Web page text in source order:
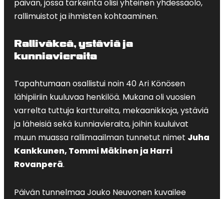
päivän, jossa tärkeintä olisi yhteinen yhdessäolo,
rallimuistot ja ihmisten kohtaaminen.
Ralliväkeä, ystäviä ja
kunniavieraita
Tapahtumaan osallistui noin 40 Ari Könösen
lähipiiriin kuuluvaa henkilöä. Mukana oli vuosien
varrelta tuttuja karttureita, mekaanikkoja, ystäviä
ja läheisiä sekä kunniavieraita, joihin kuuluivat
muun muassa rallimaailman tunnetut nimet Juha
Kankkunen, Tommi Mäkinen ja Harri
Rovanperä.
Päivän tunnelmaa Jouko Neuvonen kuvailee